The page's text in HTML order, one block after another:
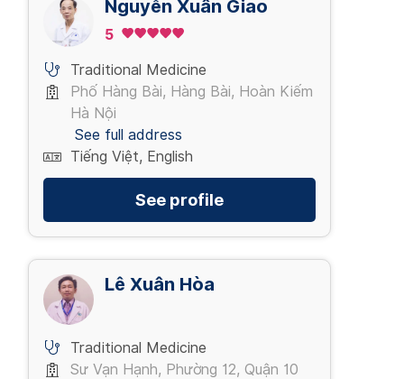
Nguyễn Xuân Giao
5
Traditional Medicine
Phố Hàng Bài, Hàng Bài, Hoàn Kiếm
Hà Nội
See full address
Tiếng Việt, English
See profile
Lê Xuân Hòa
Traditional Medicine
Sư Vạn Hạnh, Phường 12, Quận 10